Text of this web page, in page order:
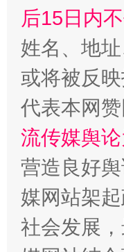
后15日内
姓名、地
或将被反
代表本网
流传媒舆
营造良好
媒网站架
社会发展